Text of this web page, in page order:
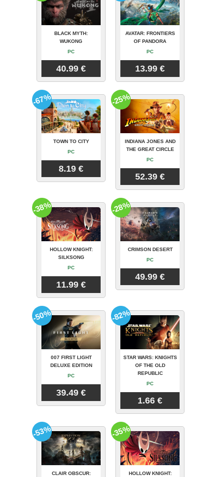
BLACK MYTH:
WUKONG
PC
40.99 €
AVATAR: FRONTIERS
OF PANDORA
PC
13.99 €
TOWN TO CITY
PC
8.19 €
-67%
INDIANA JONES AND
THE GREAT CIRCLE
PC
52.39 €
-25%
HOLLOW KNIGHT:
SILKSONG
PC
11.99 €
-38%
CRIMSON DESERT
PC
49.99 €
-28%
007 FIRST LIGHT
DELUXE EDITION
PC
39.49 €
-50%
STAR WARS: KNIGHTS
OF THE OLD
REPUBLIC
PC
1.66 €
-82%
CLAIR OBSCUR:
-53%
HOLLOW KNIGHT:
-35%